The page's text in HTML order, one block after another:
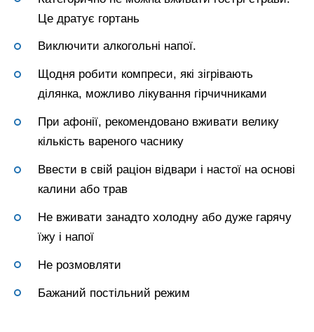
Це дратує гортань
Виключити алкогольні напої.
Щодня робити компреси, які зігрівають
ділянка, можливо лікування гірчичниками
При афонії, рекомендовано вживати велику
кількість вареного часнику
Ввести в свій раціон відвари і настої на основі
калини або трав
Не вживати занадто холодну або дуже гарячу
їжу і напої
Не розмовляти
Бажаний постільний режим